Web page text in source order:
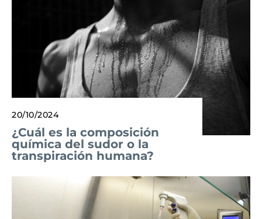
20/10/2024
¿Cuál es la composición
química del sudor o la
transpiración humana?